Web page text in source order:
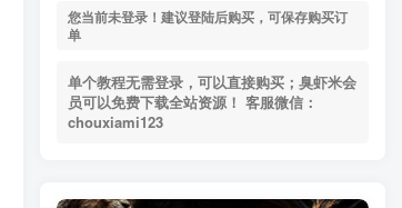
您当前未登录！建议登陆后购买，可保存购买订
单
单个教程无需登录，可以直接购买；臭虾米会
员可以免费下载全站资源！ 客服微信：
chouxiami123